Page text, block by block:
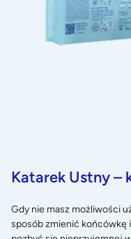
Katarek Ustny –
Gdy nie masz możliwości
sposób zmienić końcówkę